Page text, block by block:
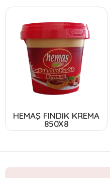
HEMAŞ FINDIK KREMA
850X8